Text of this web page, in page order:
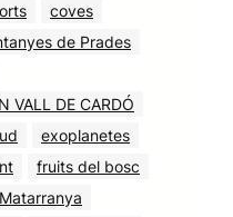
coves
de Prades
VALL DE CARDÓ
exoplanetes
fruits del bosc
Matarranya